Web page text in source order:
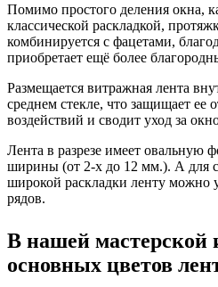
Помимо простого деления окна,
классической раскладкой,
комбинируется с фацетами,
приобретает ещё более
Размещается витражная лента
среднем стекле, что защищает ее
воздействий и сводит уход за
Лента в разрезе имеет овальную
ширины (от 2-х до 12 мм.). А для
широкой раскладки ленту можно
рядов.
В нашей мастерской
основных цветов